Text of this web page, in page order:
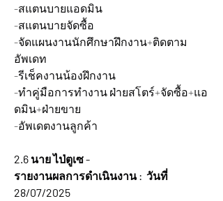
-สแตนบายแอดมิน
-สแตนบายจัดซื้อ
-จัดแผนงานนักศึกษาฝึกงาน+ติดตาม
อัพเดท
-รีเช็คงานน้องฝึกงาน
-ทำคู่มือการทำงาน ฝ่ายสโตร์+จัดซื้อ+แอ
ดมิน+ฝ่ายขาย
-อัพเดตงานลูกค้า
2.6 นาย ไป่ตูเซ -
รายงานผลการดำเนินงาน :  วันที่
28/07/2025